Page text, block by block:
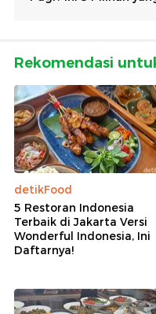
Rekomendasi
detikFood
5 Restoran Indonesia
Terbaik di Jakarta Versi
Wonderful Indonesia, Ini
Daftarnya!